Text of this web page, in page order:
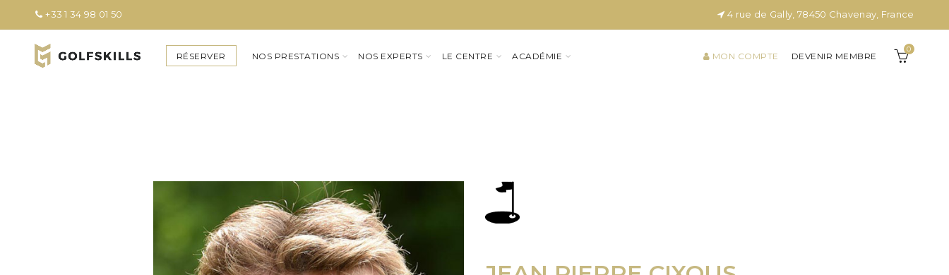
+33 1 34 98 01 50 4 rue de Gally, 78450 Chavenay, France
RÉSERVER NOS PRESTATIONS NOS EXPERTS LE CENTRE ACADÉMIE DEVENIR MEMBRE
MON COMPTE
0